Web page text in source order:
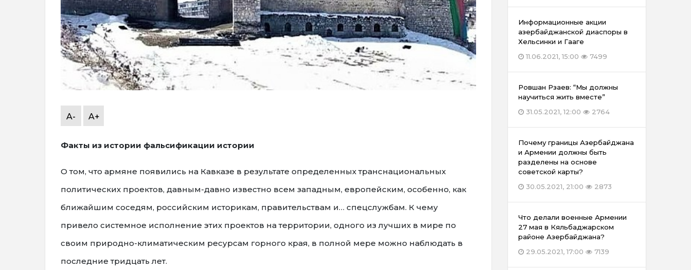
A- A+
Факты из истории фальсификации истории
О том, что армяне появились на Кавказе в результате определенных транснациональных
политических проектов, давным-давно известно всем западным, европейским, особенно, как
ближайшим соседям, российским историкам, правительствам и… спецслужбам. К чему
привело системное исполнение этих проектов на территории, одного из лучших в мире по
своим природно-климатическим ресурсам горного края, в полной мере можно наблюдать в
последние тридцать лет.
Информационные акции
азербайджанской диаспоры в
Хельсинки и Гааге
11.06.2021, 15:00
7499
Ровшан Рзаев: “Мы должны
научиться жить вместе”
31.05.2021, 12:00
2764
Почему границы Азербайджана
и Армении должны быть
разделены на основе
советской карты?
30.05.2021, 21:00
2873
Что делали военные Армении
27 мая в Кяльбаджарском
районе Азербайджана?
29.05.2021, 17:00
7139